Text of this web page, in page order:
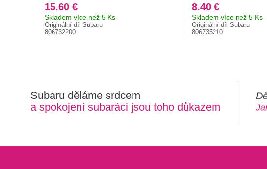
15.60 €
Skladem více než 5 Ks
Originální díl Subaru
806732200
8.40 €
Skladem více než 5 Ks
Originální díl Subaru
806735210
Subaru děláme srdcem
a spokojení subaráci jsou toho důkazem